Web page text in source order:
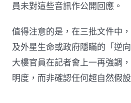
員未對這些音訊作公開回應。
值得注意的是，在三批文件中
及外星生命或政府隱瞞的「逆
大樓官員在記者會上一再強調
明度，而非確認任何超自然假設